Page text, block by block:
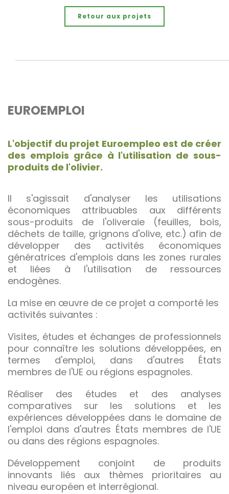
Retour aux projets
EUROEMPLOI
L'objectif du projet Euroempleo est de créer
des emplois grâce à l'utilisation de sous-
produits de l'olivier.
Il s'agissait d'analyser les utilisations
économiques attribuables aux différents
sous-produits de l'oliveraie (feuilles, bois,
déchets de taille, grignons d'olive, etc.) afin de
développer des activités économiques
génératrices d'emplois dans les zones rurales
et liées à l'utilisation de ressources
endogènes.
La mise en œuvre de ce projet a comporté les
activités suivantes :
Visites, études et échanges de professionnels
pour connaître les solutions développées, en
termes d'emploi, dans d'autres États
membres de l'UE ou régions espagnoles.
Réaliser des études et des analyses
comparatives sur les solutions et les
expériences développées dans le domaine de
l'emploi dans d'autres États membres de l'UE
ou dans des régions espagnoles.
Développement conjoint de produits
innovants liés aux thèmes prioritaires au
niveau européen et interrégional.